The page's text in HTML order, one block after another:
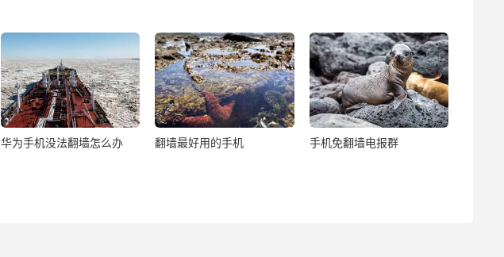
华为手机没法翻墙怎么办 翻墙最好用的手机 手机免翻墙电报群